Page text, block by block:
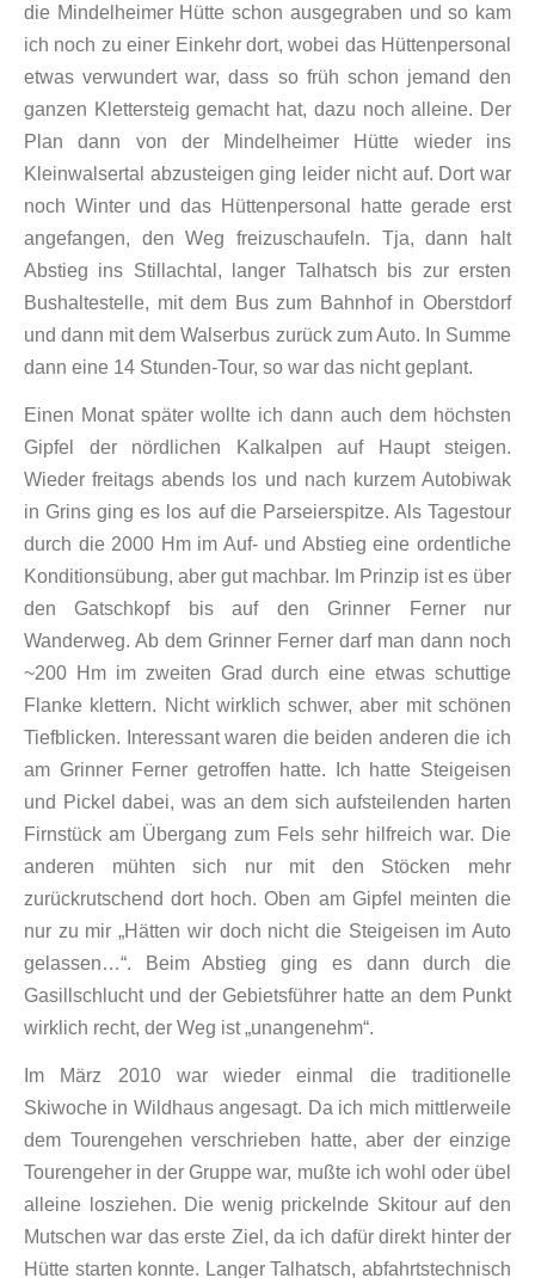
die Mindelheimer Hütte schon ausgegraben und so kam
ich noch zu einer Einkehr dort, wobei das Hüttenpersonal
etwas verwundert war, dass so früh schon jemand den
ganzen Klettersteig gemacht hat, dazu noch alleine. Der
Plan dann von der Mindelheimer Hütte wieder ins
Kleinwalsertal abzusteigen ging leider nicht auf. Dort war
noch Winter und das Hüttenpersonal hatte gerade erst
angefangen, den Weg freizuschaufeln. Tja, dann halt
Abstieg ins Stillachtal, langer Talhatsch bis zur ersten
Bushaltestelle, mit dem Bus zum Bahnhof in Oberstdorf
und dann mit dem Walserbus zurück zum Auto. In Summe
dann eine 14 Stunden-Tour, so war das nicht geplant.
Einen Monat später wollte ich dann auch dem höchsten
Gipfel der nördlichen Kalkalpen auf Haupt steigen.
Wieder freitags abends los und nach kurzem Autobiwak
in Grins ging es los auf die Parseierspitze. Als Tagestour
durch die 2000 Hm im Auf- und Abstieg eine ordentliche
Konditionsübung, aber gut machbar. Im Prinzip ist es über
den Gatschkopf bis auf den Grinner Ferner nur
Wanderweg. Ab dem Grinner Ferner darf man dann noch
~200 Hm im zweiten Grad durch eine etwas schuttige
Flanke klettern. Nicht wirklich schwer, aber mit schönen
Tiefblicken. Interessant waren die beiden anderen die ich
am Grinner Ferner getroffen hatte. Ich hatte Steigeisen
und Pickel dabei, was an dem sich aufsteilenden harten
Firnstück am Übergang zum Fels sehr hilfreich war. Die
anderen mühten sich nur mit den Stöcken mehr
zurückrutschend dort hoch. Oben am Gipfel meinten die
nur zu mir „Hätten wir doch nicht die Steigeisen im Auto
gelassen…“. Beim Abstieg ging es dann durch die
Gasillschlucht und der Gebietsführer hatte an dem Punkt
wirklich recht, der Weg ist „unangenehm“.
Im März 2010 war wieder einmal die traditionelle
Skiwoche in Wildhaus angesagt. Da ich mich mittlerweile
dem Tourengehen verschrieben hatte, aber der einzige
Tourengeher in der Gruppe war, mußte ich wohl oder übel
alleine losziehen. Die wenig prickelnde Skitour auf den
Mutschen war das erste Ziel, da ich dafür direkt hinter der
Hütte starten konnte. Langer Talhatsch, abfahrtstechnisch